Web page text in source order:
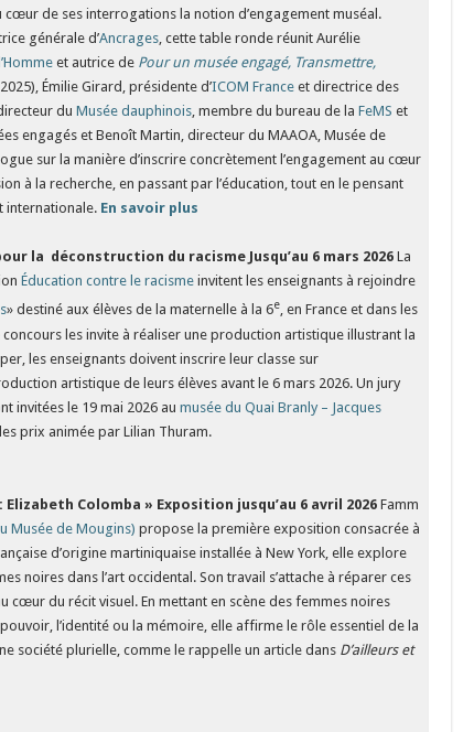
de ses interrogations la notion d’engagement muséal.
générale d’Ancrages, cette table ronde réunit Aurélie
et autrice de Pour un musée engagé, Transmettre,
Émilie Girard, présidente d’ICOM France et directrice des
duMusée dauphinois, membre du bureau de laFeMS et
engagés et Benoît Martin, directeur du MAAOA, Musée de
sur la manière d’inscrire concrètement l’engagement au cœur
à la recherche, en passant par l’éducation, tout en le pensant
internationale. En savoir plus
la déconstruction du racisme Jusqu’au 6 mars 2026 La
Éducation contre le racisme invitent les enseignants à rejoindre
» destiné aux élèves de la maternelle à la 6e, en France et dans les
les invite à réaliser une production artistique illustrant la
les enseignants doivent inscrire leur classe sur
artistique de leurs élèves avant le 6 mars 2026. Un jury
invitées le 19 mai 2026 aumusée du Quai Branly – Jacques
prix animée par Lilian Thuram.
Elizabeth Colomba » Exposition jusqu’au 6 avril 2026 Famm
Musée de Mougins) propose la première exposition consacrée à
d’origine martiniquaise installée à New York, elle explore
noires dans l’art occidental. Son travail s’attache à réparer ces
cœur du récit visuel. En mettant en scène des femmes noires
l’identité ou la mémoire, elle affirme le rôle essentiel de la
société plurielle, comme le rappelle un article dans D’ailleurs et